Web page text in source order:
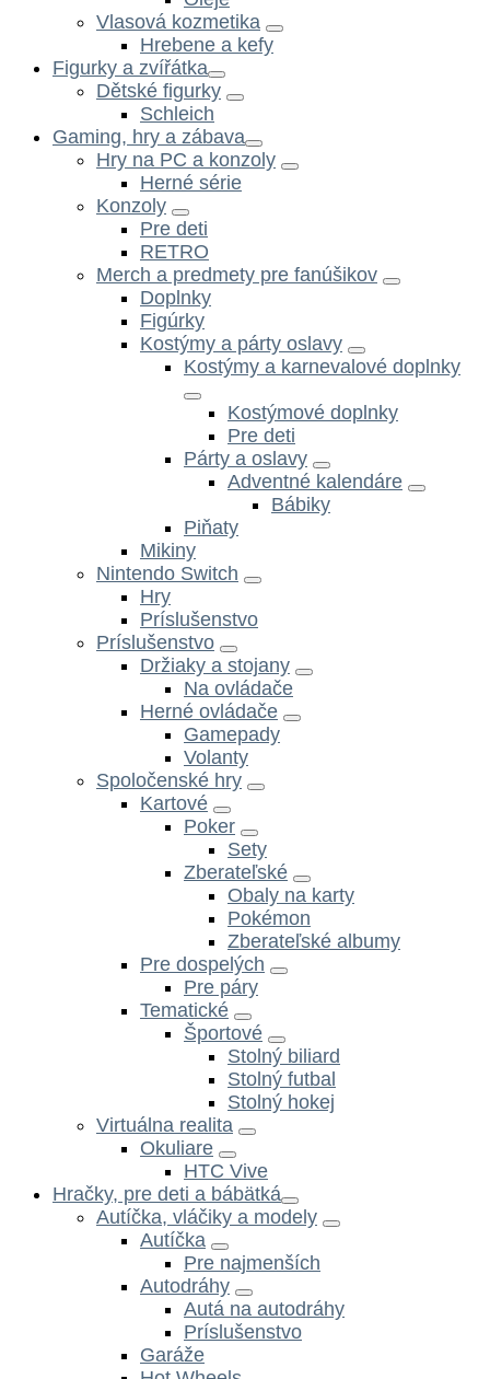
Vlasová kozmetika
Hrebene a kefy
Figurky a zvířátka
Dětské figurky
Schleich
Gaming, hry a zábava
Hry na PC a konzoly
Herné série
Konzoly
Pre deti
RETRO
Merch a predmety pre fanúšikov
Doplnky
Figúrky
Kostýmy a párty oslavy
Kostýmy a karnevalové doplnky
Kostýmové doplnky
Pre deti
Párty a oslavy
Adventné kalendáre
Bábiky
Piňaty
Mikiny
Nintendo Switch
Hry
Príslušenstvo
Príslušenstvo
Držiaky a stojany
Na ovládače
Herné ovládače
Gamepady
Volanty
Spoločenské hry
Kartové
Poker
Sety
Zberateľské
Obaly na karty
Pokémon
Zberateľské albumy
Pre dospelých
Pre páry
Tematické
Športové
Stolný biliard
Stolný futbal
Stolný hokej
Virtuálna realita
Okuliare
HTC Vive
Hračky, pre deti a bábätká
Autíčka, vláčiky a modely
Autíčka
Pre najmenších
Autodráhy
Autá na autodráhy
Príslušenstvo
Garáže